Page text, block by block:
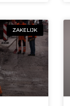
ZAKELIJK